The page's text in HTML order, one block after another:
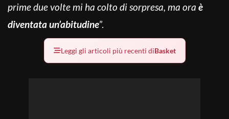
prime due volte mi ha colto di sorpresa, ma ora è
diventata un’abitudine”.
Leggi gli articoli più recenti diBasket